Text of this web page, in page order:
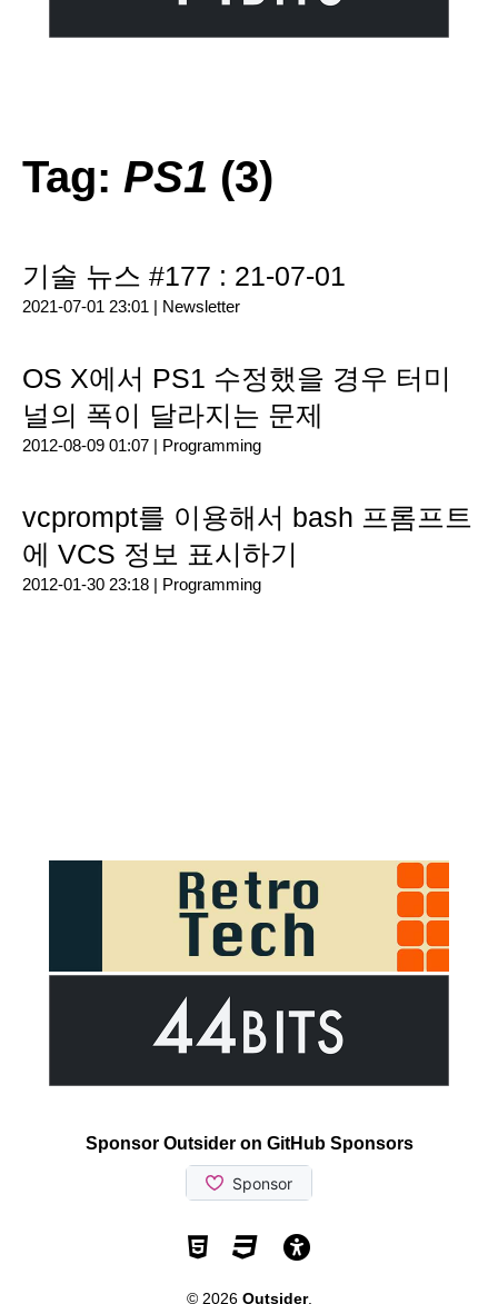
Tag: PS1 (3)
기술 뉴스 #177 : 21-07-01
2021-07-01 23:01 | Newsletter
OS X에서 PS1 수정했을 경우 터미
널의 폭이 달라지는 문제
2012-08-09 01:07 | Programming
vcprompt를 이용해서 bash 프롬프트
에 VCS 정보 표시하기
2012-01-30 23:18 | Programming
Sponsor Outsider on GitHub Sponsors
Valid HTML5
Valid CSS
WCAG 2.1 AA
© 2026 Outsider.